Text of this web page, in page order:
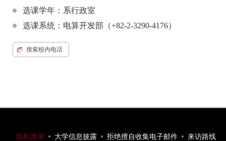
选课学年：系行政室
选课系统：电算开发部（+82-2-3290-4176）
搜索校内电话
隐私政策 大学信息披露 拒绝擅自收集电子邮件 来访路线